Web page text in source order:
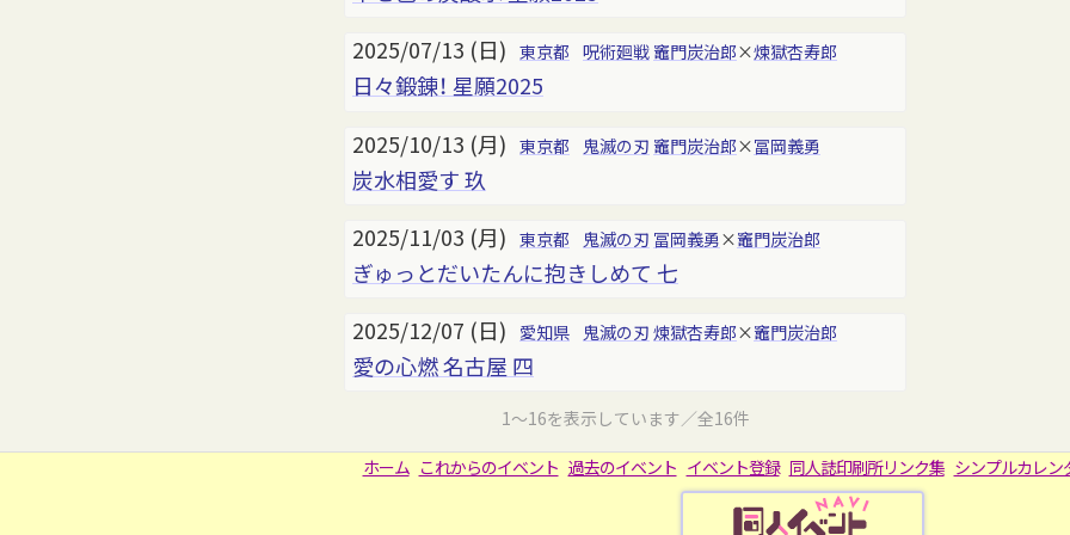
2025/07/13 (日) 東京都 呪術廻戦 竈門炭治郎×煉獄杏寿郎
日々鍛錬！ 星願2025
2025/10/13 (月) 東京都 鬼滅の刃 竈門炭治郎×冨岡義勇
炭水相愛す 玖
2025/11/03 (月) 東京都 鬼滅の刃 冨岡義勇×竈門炭治郎
ぎゅっとだいたんに抱きしめて 七
2025/12/07 (日)
愛知県 鬼滅の刃 煉獄杏寿郎×竈門炭治郎
愛の心燃 名古屋 四
1～16を表示しています／全16件
ホーム これからのイベント 過去のイベント イベント登録 同人誌印刷所リンク集 シンプルカレン